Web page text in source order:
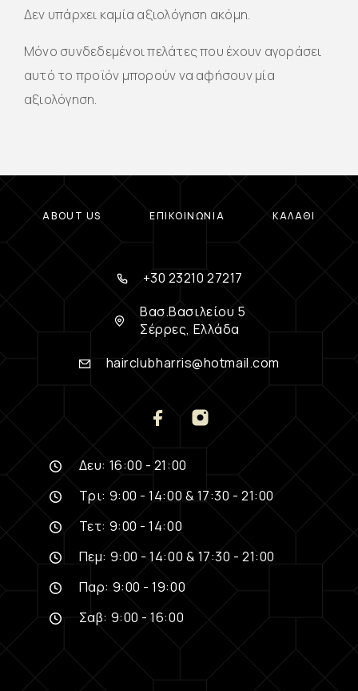
Δεν υπάρχει καμία αξιολόγηση ακόμη.
Μόνο συνδεδεμένοι πελάτες που έχουν αγοράσει
αυτό το προϊόν μπορούν να αφήσουν μία
αξιολόγηση.
ABOUT US ΕΠΙΚΟΙΝΩΝΊΑ ΚΑΛΆΘΙ
+30 23210 27217
Βασ.Βασιλείου 5
Σέρρες, Ελλάδα
hairclubharris@hotmail.com
Δευ: 16:00 - 21:00
Τρι: 9:00 - 14:00 & 17:30 - 21:00
Τετ: 9:00 - 14:00
Πεμ: 9:00 - 14:00 & 17:30 - 21:00
Παρ: 9:00 - 19:00
Σαβ: 9:00 - 16:00